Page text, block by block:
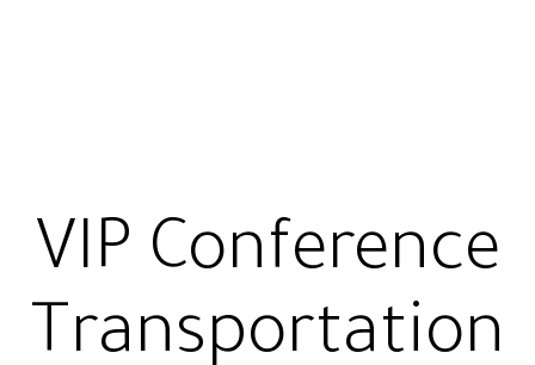
VIP Conference
Transportation